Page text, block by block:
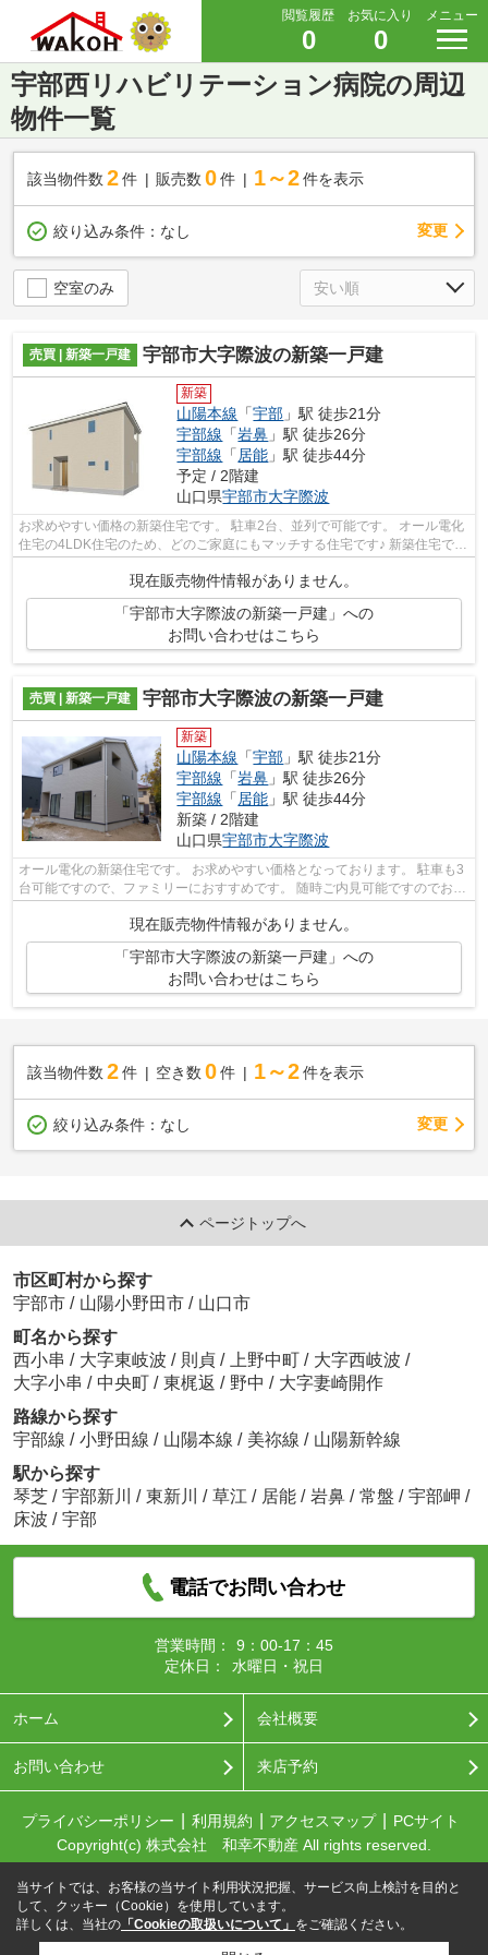
閲覧履歴
0
お気に入り
0
メニュー
宇部西リハビリテーション病院の周辺
物件一覧
該当物件数 2件 販売数 0 件 1～2 件を表示
絞り込み条件： なし 変更
空室のみ
売買 | 新築一戸建 宇部市大字際波の新築一戸建
新築
山陽本線 「宇部 」駅 徒歩21分
宇部線 「岩鼻 」駅 徒歩26分
宇部線 「 居能 」駅 徒歩44分
予定 / 2階建
山口県宇部市大字際波
お求めやすい価格の新築住宅です。 駐車2台、並列で可能です。 オール電化
住宅の4LDK住宅のため、どのご家庭にもマッチする住宅です♪ 新築住宅です
現在販売物件情報がありません。
「宇部市大字際波の新築一戸建」への
お問い合わせはこちら
売買 | 新築一戸建 宇部市大字際波の新築一戸建
新築
山陽本線 「宇部 」駅 徒歩21分
宇部線 「岩鼻 」駅 徒歩26分
宇部線 「 居能 」駅 徒歩44分
新築 / 2階建
山口県宇部市大字際波
オール電化の新築住宅です。 お求めやすい価格となっております。 駐車も3
台可能ですので、ファミリーにおすすめです。 随時ご内見可能ですのでお気
軽にお問い合わせください。
現在販売物件情報がありません。
「宇部市大字際波の新築一戸建」への
お問い合わせはこちら
該当物件数 2件 空き数 0 件 1～2 件を表示
絞り込み条件： なし 変更
ページトップへ
市区町村から探す
宇部市 / 山陽小野田市 / 山口市
町名から探す
西小串 / 大字東岐波 / 則貞 / 上野中町 / 大字西岐波 /
大字小串 / 中央町 / 東梶返 / 野中 / 大字妻崎開作
路線から探す
宇部線 / 小野田線 / 山陽本線 / 美祢線 / 山陽新幹線
駅から探す
琴芝 / 宇部新川 / 東新川 / 草江 / 居能 / 岩鼻 / 常盤 / 宇部岬 /
床波 / 宇部
電話でお問い合わせ
営業時間：
9：00-17：45
定休日：
水曜日・祝日
ホーム 会社概要
お問い合わせ 来店予約
プライバシーポリシー 利用規約 アクセスマップ
PCサイト
Copyright(c) 株式会社 和幸不動産 All rights reserved.
当サイトでは、お客様の当サイト利用状況把握、サービス向上検討を目的と
して、クッキー（Cookie）を使用しています。
詳しくは、当社の 「Cookieの取扱いについて」 をご確認ください。